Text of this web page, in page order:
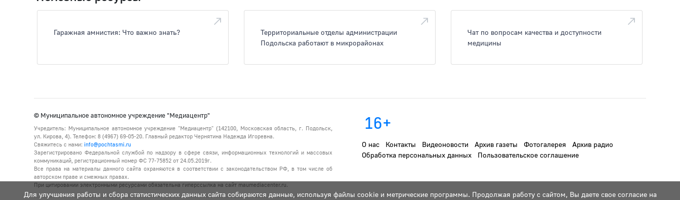
Гаражная амнистия: Что важно знать?
Территориальные отделы администрации
Подольска работают в микрорайонах
Чат по вопросам качества и доступности
медицины
Для улучшения работы и сбора статистических данных сайта собираются данные, используя файлы cookie и метрические программы. Продолжая работу с сайтом, Вы даете свое согласие на
© Муниципальное автономное учреждение "Медиацентр"
Учредитель: Муниципальное автономное учреждение "Медиацентр" (142100, Московская область, г. Подольск,
ул. Кирова, 4). Телефон: 8 (4967) 69-05-20. Главный редактор Чернятина Надежда Игоревна.
Свяжитесь с нами: info@pochtasmi.ru
Зарегистрировано Федеральной службой по надзору в сфере связи, информационных технологий и массовых
коммуникаций, регистрационный номер ФС 77-75852 от 24.05.2019г.
Все права на материалы данного сайта охраняются в соответствии с законодательством РФ, в том числе об
авторском праве и смежных правах.
При цитировании электронными ресурсами обязательна гиперссылка на сайт maumediacenter.ru.
16+
О нас Контакты Видеоновости Архив газеты Фотогалерея
Архив радио
Обработка персональных данных
Пользовательское соглашение